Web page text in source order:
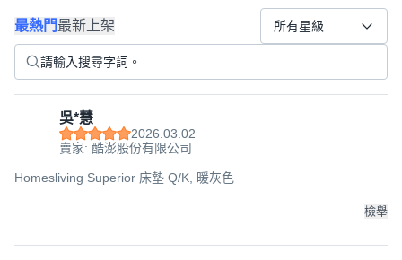
最熱門最新上架 所有星級
吳*慧
2026.03.02
賣家: 酷澎股份有限公司
Homesliving Superior 床墊 Q/K, 暖灰色
檢舉